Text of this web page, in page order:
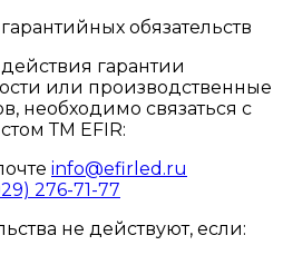
обязательств
гарантии
или производственные
необходимо связаться с
ТМ EFIR:
info@efirled.ru
276-71-77
не действуют, если: